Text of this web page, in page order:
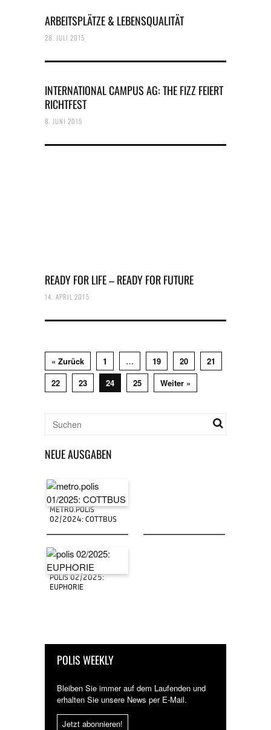
ARBEITSPLÄTZE & LEBENSQUALITÄT
28. JULI 2015
INTERNATIONAL CAMPUS AG: THE FIZZ FEIERT
RICHTFEST
8. JUNI 2015
READY FOR LIFE – READY FOR FUTURE
14. APRIL 2015
« Zurück 1 … 19 20
21
22
23 24 25 Weiter »
NEUE AUSGABEN
METRO.POLIS
02/2024: COTTBUS
POLIS 02/2025:
EUPHORIE
POLIS WEEKLY
Bleiben Sie immer auf dem Laufenden und
erhalten Sie unsere News per E-Mail.
Jetzt abonnieren!